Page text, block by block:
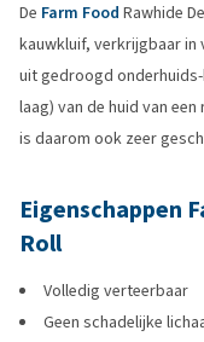
De Farm Food Rawhide
kauwkluif, verkrijgbaar in
uit gedroogd
laag) van de huid van
is daarom ook zeer
Eigenschappen
Roll
Volledig verteerbaar
Geen schadelijke